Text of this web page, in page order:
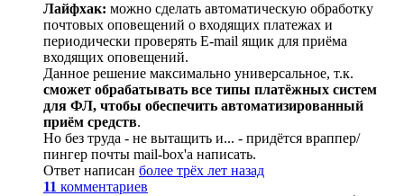
Лайфхак: можно сделать автоматическую обработку
почтовых оповещений о входящих платежах и
периодически проверять E-mail ящик для приёма
входящих оповещений.
Данное решение максимально универсальное, т.к.
сможет обрабатывать все типы платёжных систем
для ФЛ, чтобы обеспечить автоматизированный
приём средств.
Но без труда - не вытащить и... - придётся враппер/
пингер почты mail-box'а написать.
Ответ написан более трёх лет назад
11 комментариев